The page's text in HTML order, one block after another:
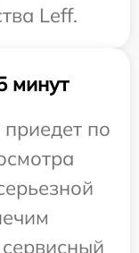
Leff.
минут
по